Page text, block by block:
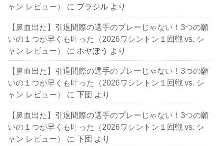
ャン レビュー）
に ブラジル より
【鼻血出た】引退間際の選手のプレーじゃない！3つの願
いの１つが早くも叶った（2026ワシントン１回戦 vs. シ
ャン レビュー）
に ホヤぼう より
【鼻血出た】引退間際の選手のプレーじゃない！3つの願
いの１つが早くも叶った（2026ワシントン１回戦 vs. シ
ャン レビュー）
に下団 より
【鼻血出た】引退間際の選手のプレーじゃない！3つの願
いの１つが早くも叶った（2026ワシントン１回戦 vs. シ
ャン レビュー）
に下団 より